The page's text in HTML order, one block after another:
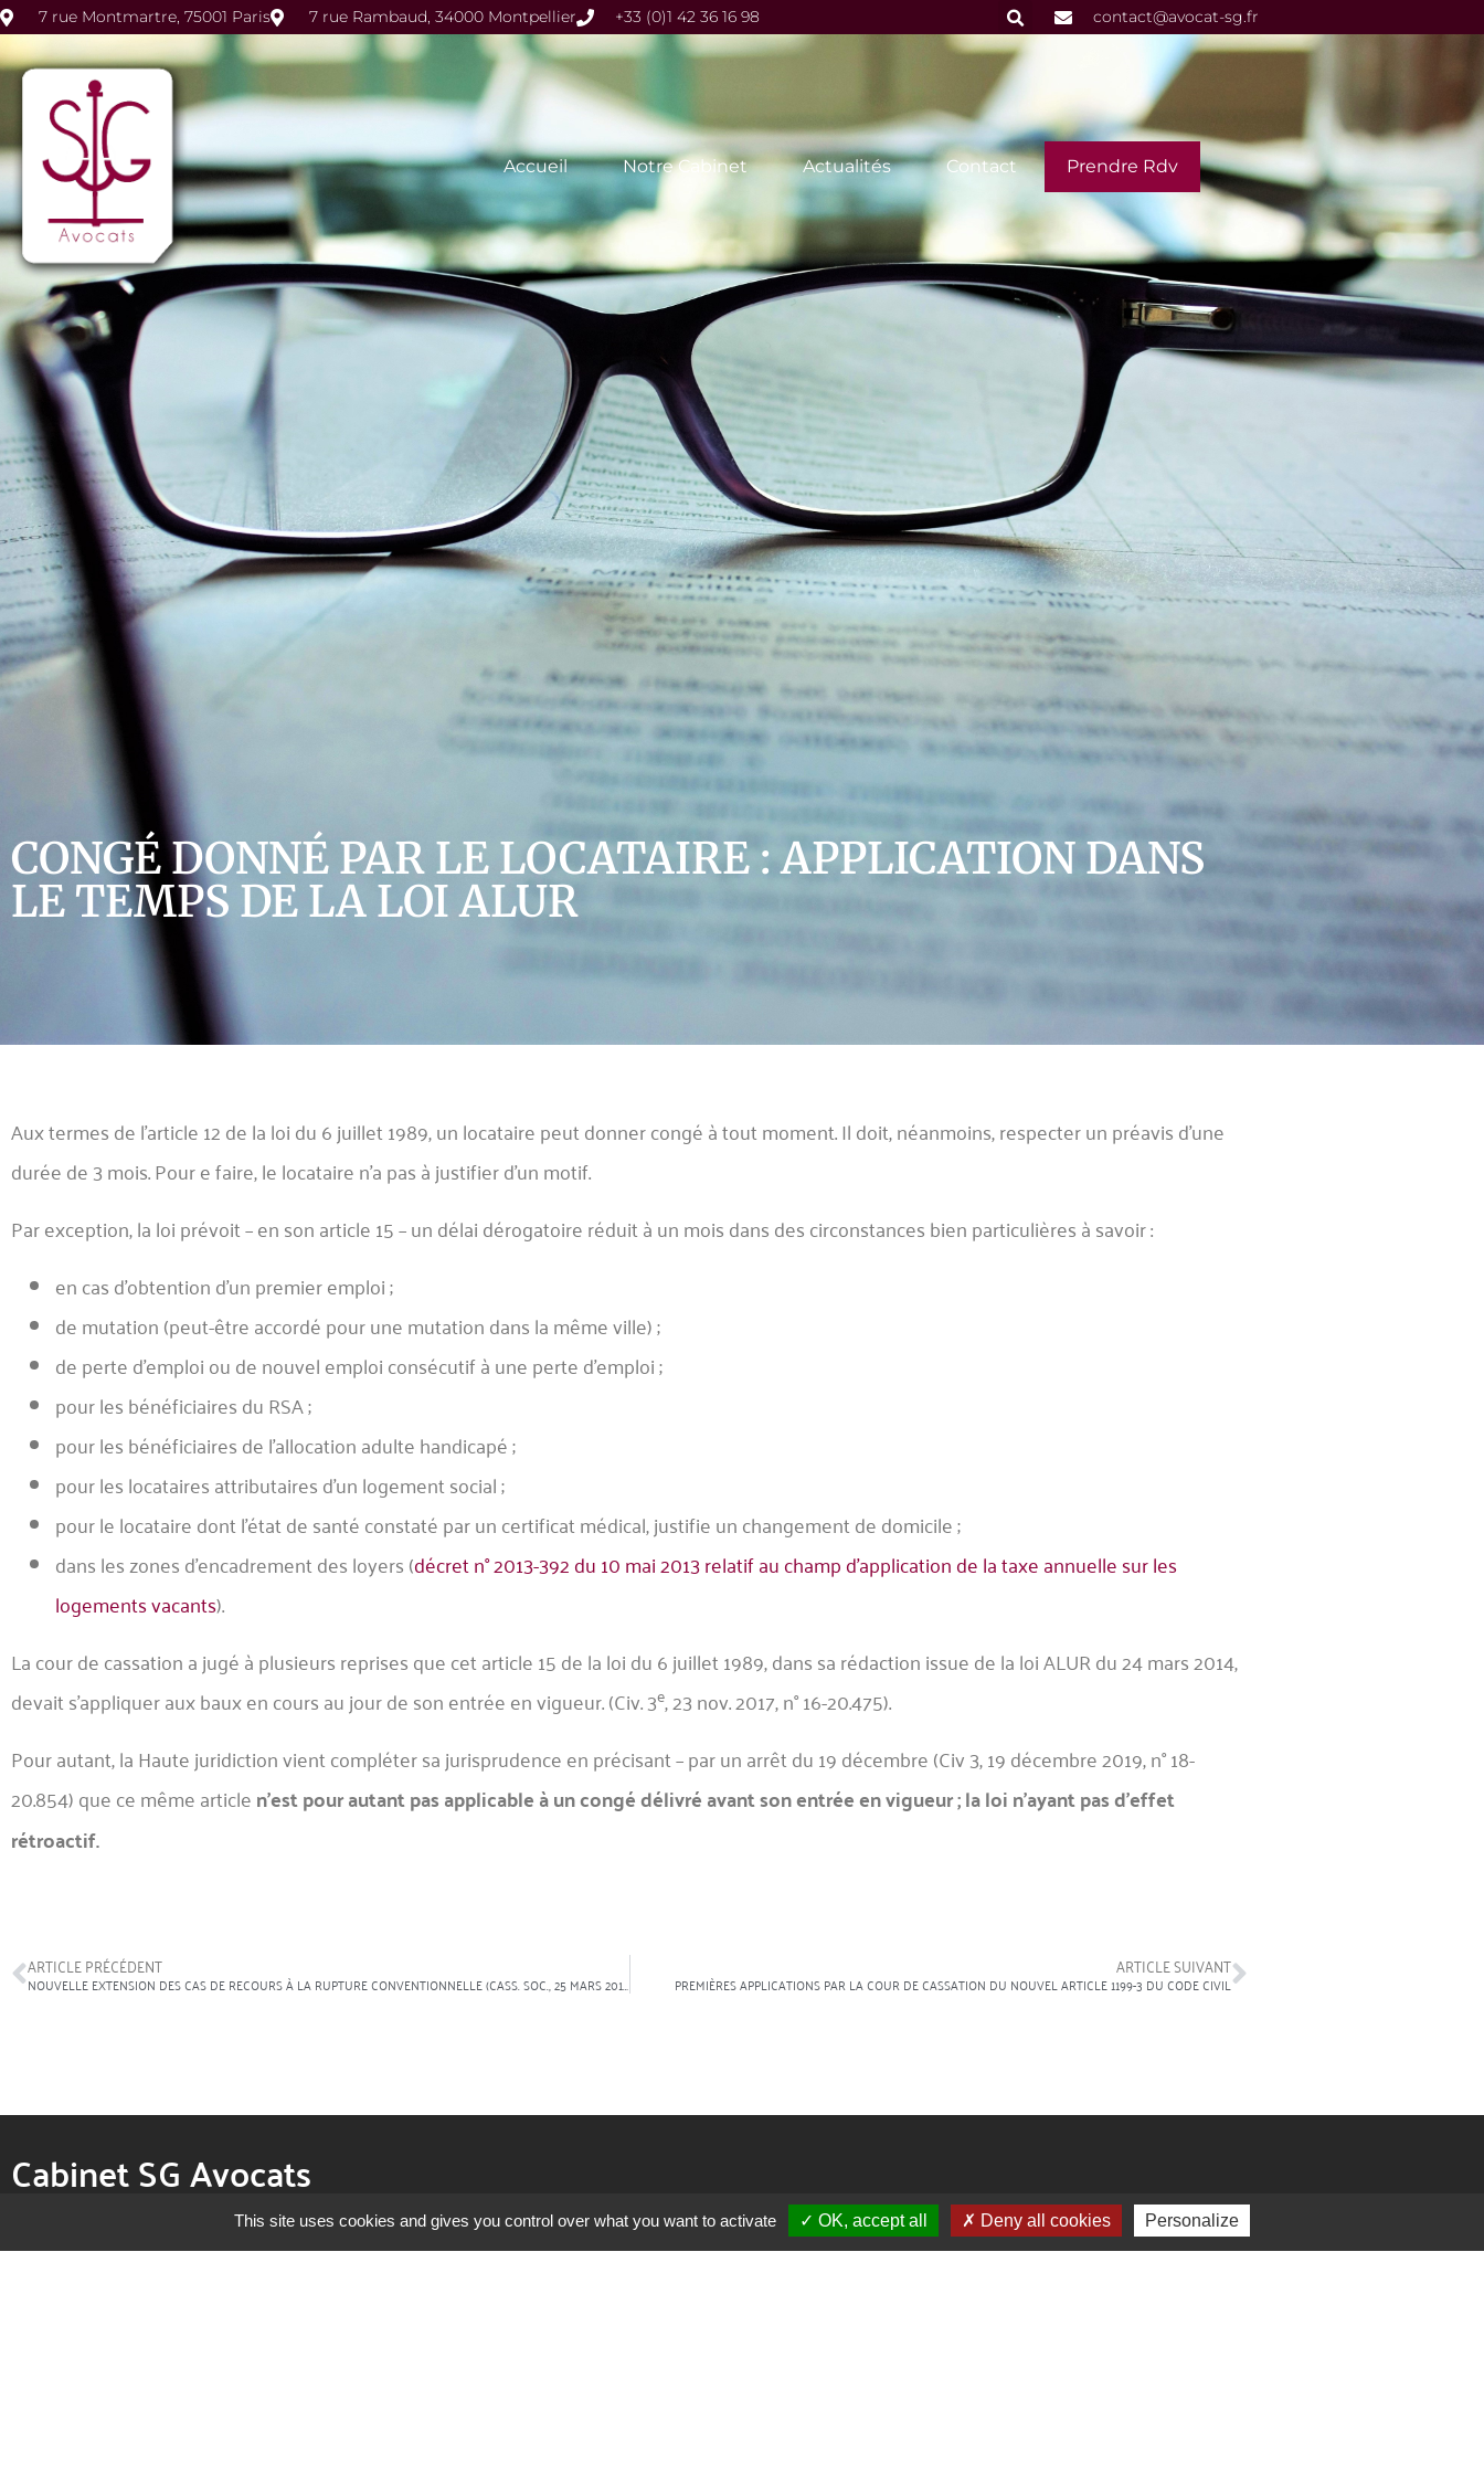
7 rue Montmartre, 75001 Paris 7 rue Rambaud, 34000 Montpellier +33 (0)1 42 36 16 98 contact@avocat-sg.fr
Accueil Notre Cabinet Actualités Contact Prendre Rdv
CONGÉ DONNÉ PAR LE LOCATAIRE : APPLICATION DANS
LE TEMPS DE LA LOI ALUR
Aux termes de l’article 12 de la loi du 6 juillet 1989, un locataire peut donner congé à tout moment. Il doit, néanmoins, respecter un préavis d’une
durée de 3 mois. Pour e faire, le locataire n’a pas à justifier d’un motif.
Par exception, la loi prévoit – en son article 15 – un délai dérogatoire réduit à un mois dans des circonstances bien particulières à savoir :
en cas d’obtention d’un premier emploi ;
de mutation (peut-être accordé pour une mutation dans la même ville) ;
de perte d’emploi ou de nouvel emploi consécutif à une perte d’emploi ;
pour les bénéficiaires du RSA ;
pour les bénéficiaires de l’allocation adulte handicapé ;
pour les locataires attributaires d’un logement social ;
pour le locataire dont l’état de santé constaté par un certificat médical, justifie un changement de domicile ;
dans les zones d’encadrement des loyers (décret n° 2013-392 du 10 mai 2013 relatif au champ d’application de la taxe annuelle sur les
logements vacants).
La cour de cassation a jugé à plusieurs reprises que cet article 15 de la loi du 6 juillet 1989, dans sa rédaction issue de la loi ALUR du 24 mars 2014,
devait s’appliquer aux baux en cours au jour de son entrée en vigueur. (Civ. 3e, 23 nov. 2017, n° 16-20.475).
Pour autant, la Haute juridiction vient compléter sa jurisprudence en précisant – par un arrêt du 19 décembre (Civ 3, 19 décembre 2019, n° 18-
20.854) que ce même articlen’est pour autant pasapplicable à un congédélivréavant son entrée en vigueur ; la loi n’ayant pas d’effet
rétroactif.
ARTICLE PRÉCÉDENT
NOUVELLE EXTENSION DES CAS DE RECOURS À LA RUPTURE CONVENTIONNELLE (CASS. SOC., 25 MARS 2015, N° 14-10.149)
ARTICLE SUIVANT
PREMIÈRES APPLICATIONS PAR LA COUR DE CASSATION DU NOUVEL ARTICLE 1199-3 DU CODE CIVIL
Cabinet SG Avocats
This site uses cookies and gives you control over what you want to activate OK, accept all Deny all cookies Personalize